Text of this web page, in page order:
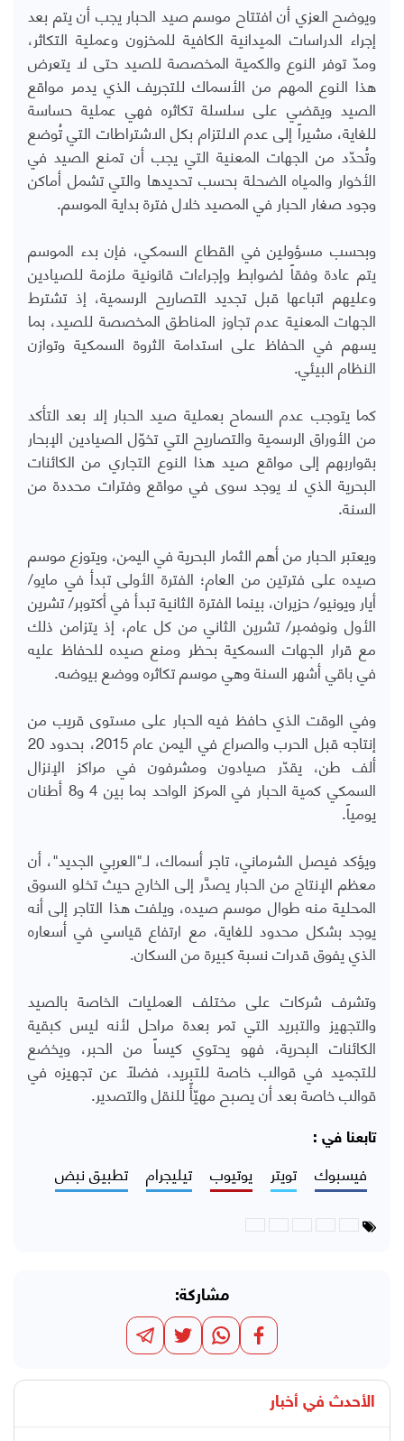
ويوضح العزي أن افتتاح موسم صيد الحبار يجب أن يتم بعد
إجراء الدراسات الميدانية الكافية للمخزون وعملية التكاثر،
ومدّ توفر النوع والكمية المخصصة للصيد حتى لا يتعرض
هذا النوع المهم من الأسماك للتجريف الذي يدمر مواقع
الصيد ويقضي على سلسلة تكاثره فهي عملية حساسة
للغاية، مشيراً إلى عدم الالتزام بكل الاشتراطات التي تُوضع
وتُحدّد من الجهات المعنية التي يجب أن تمنع الصيد في
الأخوار والمياه الضحلة بحسب تحديدها والتي تشمل أماكن
وجود صغار الحبار في المصيد خلال فترة بداية الموسم.
وبحسب مسؤولين في القطاع السمكي، فإن بدء الموسم
يتم عادة وفقاً لضوابط وإجراءات قانونية ملزمة للصيادين
وعليهم اتباعها قبل تجديد التصاريح الرسمية، إذ تشترط
الجهات المعنية عدم تجاوز المناطق المخصصة للصيد، بما
يسهم في الحفاظ على استدامة الثروة السمكية وتوازن
النظام البيئي.
كما يتوجب عدم السماح بعملية صيد الحبار إلا بعد التأكد
من الأوراق الرسمية والتصاريح التي تخوّل الصيادين الإبحار
بقواربهم إلى مواقع صيد هذا النوع التجاري من الكائنات
البحرية الذي لا يوجد سوى في مواقع وفترات محددة من
السنة.
ويعتبر الحبار من أهم الثمار البحرية في اليمن، ويتوزع موسم
صيده على فترتين من العام؛ الفترة الأولى تبدأ في مايو/
أيار ويونيو/ حزيران، بينما الفترة الثانية تبدأ في أكتوبر/ تشرين
الأول ونوفمبر/ تشرين الثاني من كل عام، إذ يتزامن ذلك
مع قرار الجهات السمكية بحظر ومنع صيده للحفاظ عليه
في باقي أشهر السنة وهي موسم تكاثره ووضع بيوضه.
وفي الوقت الذي حافظ فيه الحبار على مستوى قريب من
إنتاجه قبل الحرب والصراع في اليمن عام 2015، بحدود 20
ألف طن، يقدّر صيادون ومشرفون في مراكز الإنزال
السمكي كمية الحبار في المركز الواحد بما بين 4 و8 أطنان
يومياً.
ويؤكد فيصل الشرماني، تاجر أسماك، لـ"العربي الجديد"، أن
معظم الإنتاج من الحبار يصدَّر إلى الخارج حيث تخلو السوق
المحلية منه طوال موسم صيده، ويلفت هذا التاجر إلى أنه
يوجد بشكل محدود للغاية، مع ارتفاع قياسي في أسعاره
الذي يفوق قدرات نسبة كبيرة من السكان.
وتشرف شركات على مختلف العمليات الخاصة بالصيد
والتجهيز والتبريد التي تمر بعدة مراحل لأنه ليس كبقية
الكائنات البحرية، فهو يحتوي كيساً من الحبر، ويخضع
للتجميد في قوالب خاصة للتبريد، فضلاً عن تجهيزه في
قوالب خاصة بعد أن يصبح مهيّأً للنقل والتصدير.
تابعنا في :
فيسبوك تويتر يوتيوب تيليجرام تطبيق نبض
مشاركة:
الأحدث في أخبار